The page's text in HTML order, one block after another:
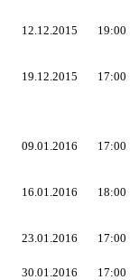
12.12.2015 19:00
19.12.2015 17:00
09.01.2016 17:00
16.01.2016 18:00
23.01.2016 17:00
30.01.2016 17:00